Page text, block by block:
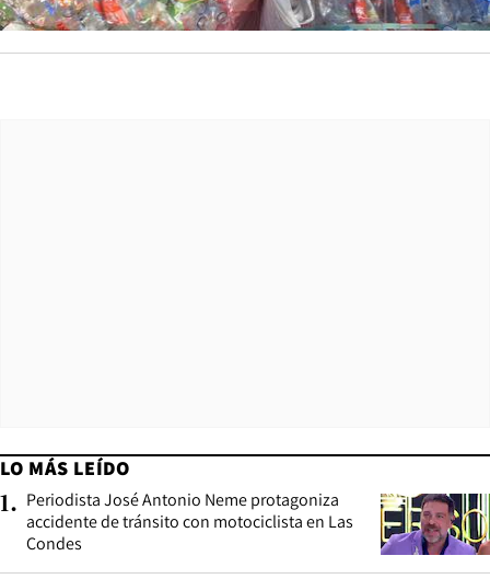
LO MÁS LEÍDO
1. Periodista José Antonio Neme protagoniza
accidente de tránsito con motociclista en Las
Condes